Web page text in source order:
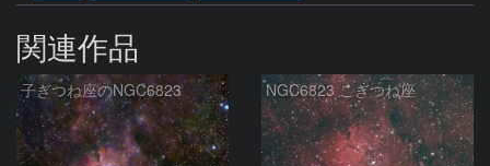
関連作品
子ぎつね座のNGC6823 NGC6823 こぎつね座